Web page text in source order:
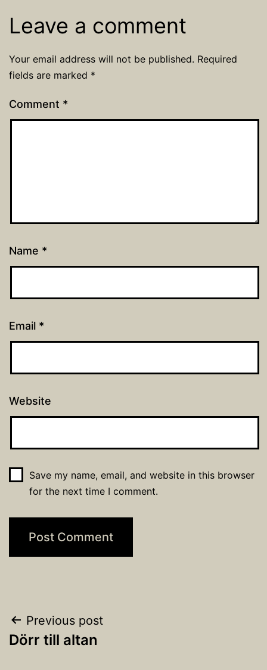
Leave a comment
Your email address will not be published. Required
fields are marked *
Comment *
Name *
Email *
Website
Save my name, email, and website in this browser
for the next time I comment.
Post
navigation
Previous post
Dörr till altan